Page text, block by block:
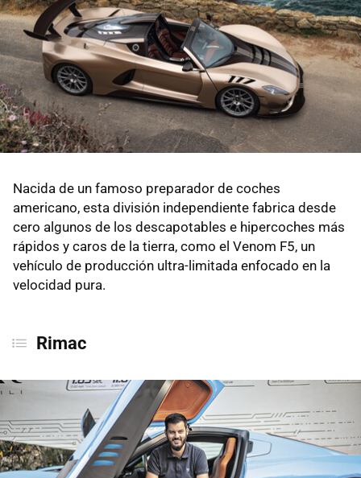
Nacida de un famoso preparador de coches
americano, esta división independiente fabrica desde
cero algunos de los descapotables e hipercoches más
rápidos y caros de la tierra, como el Venom F5, un
vehículo de producción ultra-limitada enfocado en la
velocidad pura.
Rimac